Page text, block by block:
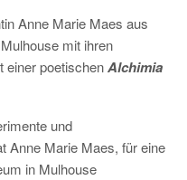
Anne Marie Maes aus
mit ihren
einer poetischenAlchimia
und
Anne Marie Maes, für eine
in Mulhouse